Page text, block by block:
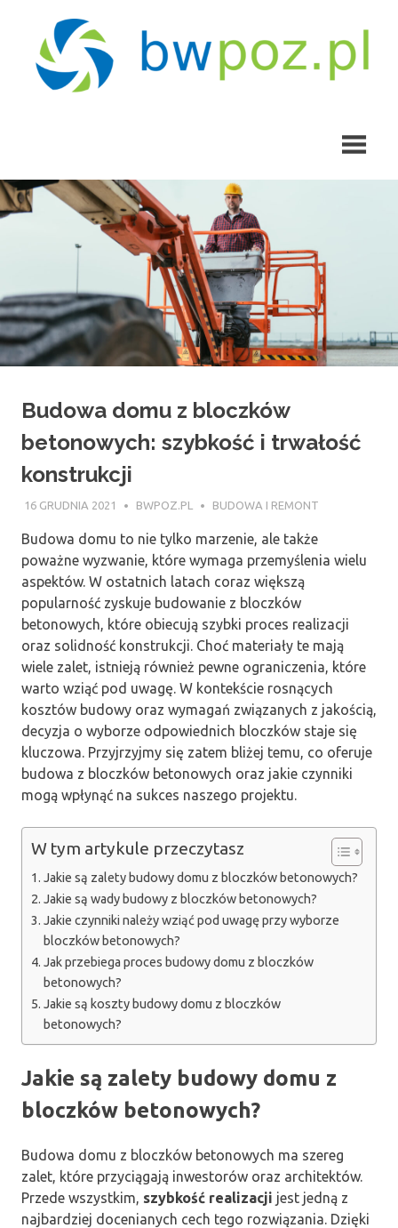
content
Budowa domu z bloczków
betonowych: szybkość i trwałość
konstrukcji
16 GRUDNIA 2021 BWPOZ.PL BUDOWA I REMONT
Budowa domu to nie tylko marzenie, ale także
poważne wyzwanie, które wymaga przemyślenia wielu
aspektów. W ostatnich latach coraz większą
popularność zyskuje budowanie z bloczków
betonowych, które obiecują szybki proces realizacji
oraz solidność konstrukcji. Choć materiały te mają
wiele zalet, istnieją również pewne ograniczenia, które
warto wziąć pod uwagę. W kontekście rosnących
kosztów budowy oraz wymagań związanych z jakością,
decyzja o wyborze odpowiednich bloczków staje się
kluczowa. Przyjrzyjmy się zatem bliżej temu, co oferuje
budowa z bloczków betonowych oraz jakie czynniki
mogą wpłynąć na sukces naszego projektu.
W tym artykule przeczytasz
Jakie są zalety budowy domu z bloczków betonowych?
Jakie są wady budowy z bloczków betonowych?
Jakie czynniki należy wziąć pod uwagę przy wyborze
bloczków betonowych?
Jak przebiega proces budowy domu z bloczków
betonowych?
Jakie są koszty budowy domu z bloczków
betonowych?
Jakie są zalety budowy domu z
bloczków betonowych?
Budowa domu z bloczków betonowych ma szereg
zalet, które przyciągają inwestorów oraz architektów.
Przede wszystkim, szybkość realizacji jest jedną z
najbardziej docenianych cech tego rozwiązania. Dzięki